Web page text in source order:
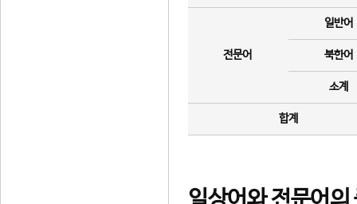
전문어
일반어
북한어
소계
합계